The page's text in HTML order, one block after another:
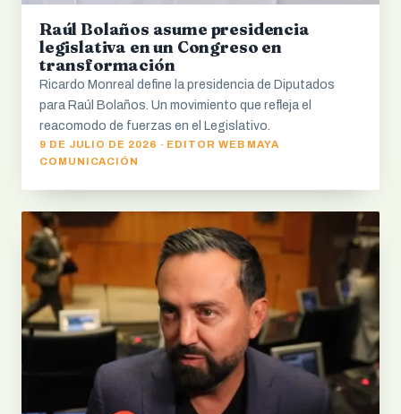
Raúl Bolaños asume presidencia
legislativa en un Congreso en
transformación
Ricardo Monreal define la presidencia de Diputados
para Raúl Bolaños. Un movimiento que refleja el
reacomodo de fuerzas en el Legislativo.
9 DE JULIO DE 2026 · EDITOR WEB MAYA
COMUNICACIÓN